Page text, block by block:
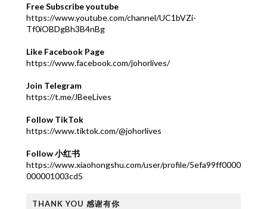
Free Subscribe youtube
https://www.youtube.com/channel/UC1bVZi-
Tf0iOBDgBh3B4nBg
Like Facebook Page
https://www.facebook.com/johorlives/
Join Telegram
https://t.me/JBeeLives
Follow TikTok
https://www.tiktok.com/@johorlives
Follow 小红书
https://www.xiaohongshu.com/user/profile/5efa99ff0000
000001003cd5
THANK YOU 感谢有你